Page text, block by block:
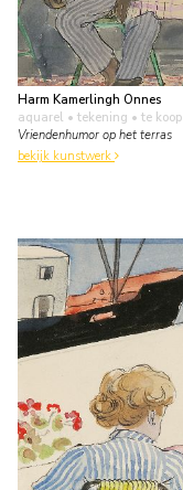
Harm Kamerlingh Onnes
aquarel • tekening • te koop
Vriendenhumor op het terras
bekijk kunstwerk